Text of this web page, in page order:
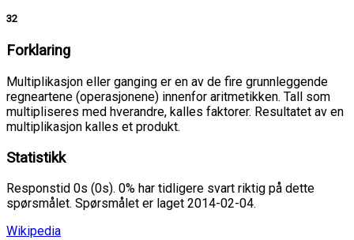
32
Forklaring
Multiplikasjon eller ganging er en av de fire grunnleggende
regneartene (operasjonene) innenfor aritmetikken. Tall som
multipliseres med hverandre, kalles faktorer. Resultatet av en
multiplikasjon kalles et produkt.
Statistikk
Responstid 0s (0s). 0% har tidligere svart riktig på dette
spørsmålet. Spørsmålet er laget 2014-02-04.
Wikipedia